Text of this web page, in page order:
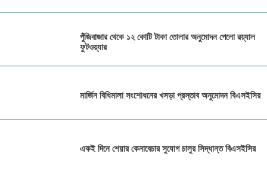
পুঁজিবাজার থেকে ১২ কোটি টাকা তোলার অনুমোদন পেলো রয়্যাল
ফুটওয়্যার
মার্জিন বিধিমালা সংশোধনের খসড়া প্রস্তাব অনুমোদন বিএসইসির
একই দিনে শেয়ার কেনাবেচার সুযোগ চালুর সিদ্ধান্ত বিএসইসির